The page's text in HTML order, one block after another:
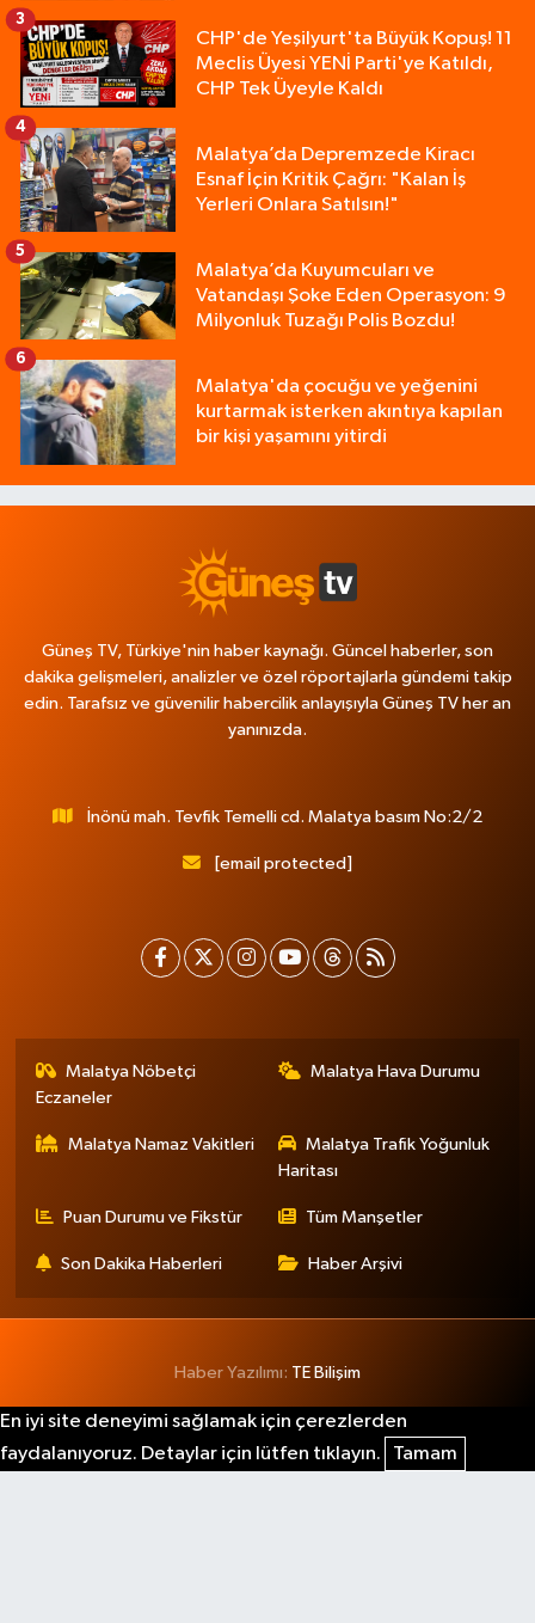
CHP'de Yeşilyurt'ta Büyük Kopuş! 11
Meclis Üyesi YENİ Parti'ye Katıldı,
CHP Tek Üyeyle Kaldı
3
Malatya’da Depremzede Kiracı
Esnaf İçin Kritik Çağrı: "Kalan İş
Yerleri Onlara Satılsın!"
4
Malatya’da Kuyumcuları ve
Vatandaşı Şoke Eden Operasyon: 9
Milyonluk Tuzağı Polis Bozdu!
5
Malatya'da çocuğu ve yeğenini
kurtarmak isterken akıntıya kapılan
bir kişi yaşamını yitirdi
6
Güneş TV, Türkiye'nin haber kaynağı. Güncel haberler, son
dakika gelişmeleri, analizler ve özel röportajlarla gündemi takip
edin. Tarafsız ve güvenilir habercilik anlayışıyla Güneş TV her an
yanınızda.
İnönü mah. Tevfik Temelli cd. Malatya basım No:2/2
[email protected]
Malatya Nöbetçi
Eczaneler
Malatya Hava Durumu
Malatya Namaz Vakitleri
Malatya Trafik Yoğunluk
Haritası
Puan Durumu ve Fikstür Tüm Manşetler
Son Dakika Haberleri Haber Arşivi
Haber Yazılımı: TE Bilişim
En iyi site deneyimi sağlamak için çerezlerden
faydalanıyoruz. Detaylar için lütfen tıklayın.
Tamam